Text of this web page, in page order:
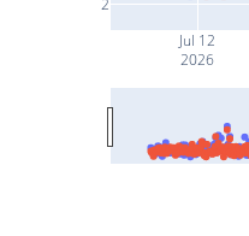
Jul 12
2026